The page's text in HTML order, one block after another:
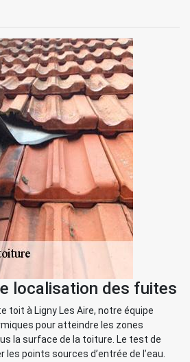
localisation des fuites
toit à Ligny Les Aire, notre équipe
pour atteindre les zones
la surface de la toiture. Le test de
points sources d’entrée de l’eau.